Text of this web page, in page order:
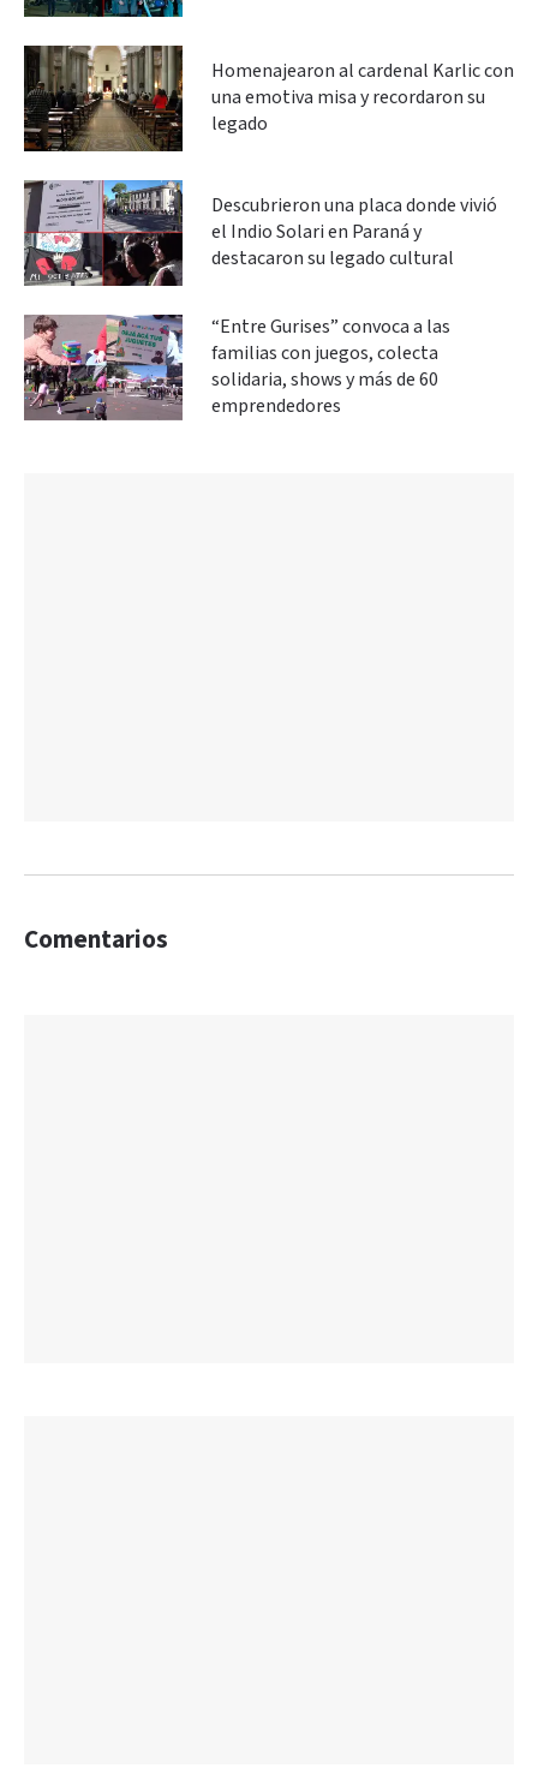
Homenajearon al cardenal Karlic con
una emotiva misa y recordaron su
legado
Descubrieron una placa donde vivió
el Indio Solari en Paraná y
destacaron su legado cultural
“Entre Gurises” convoca a las
familias con juegos, colecta
solidaria, shows y más de 60
emprendedores
Comentarios